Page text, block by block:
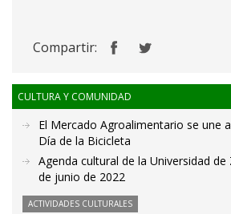
Compartir:
CULTURA Y COMUNIDAD
El Mercado Agroalimentario se une
Día de la Bicicleta
Agenda cultural de la Universidad
de junio de 2022
ACTIVIDADES CULTURALES